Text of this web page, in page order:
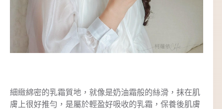
細緻綿密的乳霜質地，就像是奶油霜般的絲滑，抹在肌
膚上很好推勻，是屬於輕盈好吸收的乳霜，保養後肌膚